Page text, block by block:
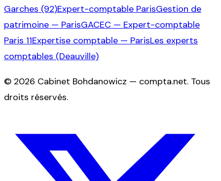
Garches (92)Expert-comptable ParisGestion de
patrimoine — ParisGACEC — Expert-comptable
Paris 11Expertise comptable — ParisLes experts
comptables (Deauville)
© 2026 Cabinet Bohdanowicz — compta.net. Tous
droits réservés.